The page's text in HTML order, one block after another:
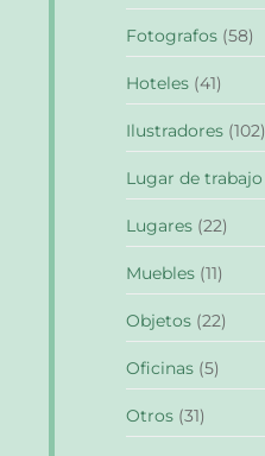
Fotografos (58)
Hoteles (41)
Ilustradores (102)
Lugar de trabajo
Lugares (22)
Muebles (11)
Objetos (22)
Oficinas (5)
Otros (31)